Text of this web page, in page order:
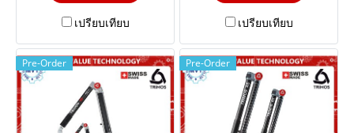
time.
เปรียบเทียบ เปรียบเทียบ
Pre-Order Pre-Order